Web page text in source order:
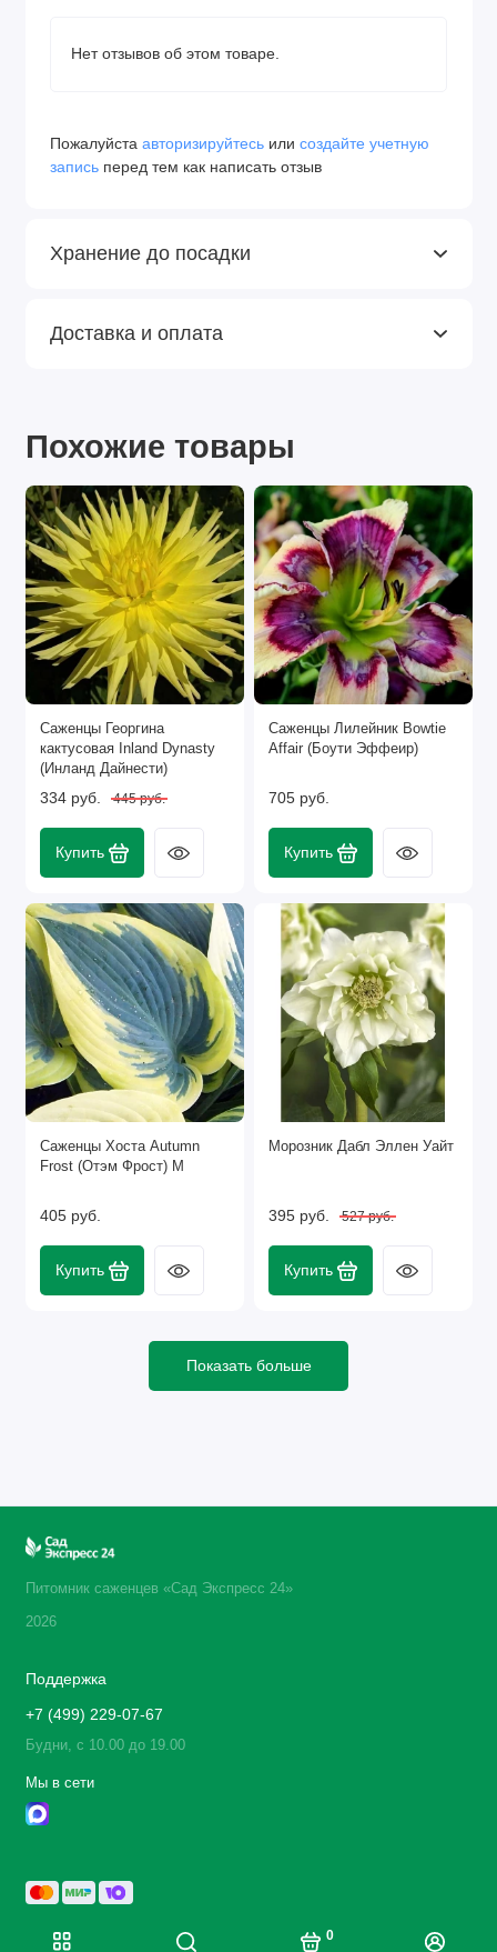
0
Нет отзывов об этом товаре.
Пожалуйста авторизируйтесь или создайте учетную
запись перед тем как написать отзыв
Хранение до посадки
Доставка и оплата
Похожие товары
Саженцы Георгина
кактусовая Inland Dynasty
(Инланд Дайнести)
334 руб. 445 руб.
Купить
Саженцы Лилейник Bowtie
Affair (Боути Эффеир)
705 руб.
Купить
Саженцы Хоста Autumn
Frost (Отэм Фрост) М
405 руб.
Купить
Морозник Дабл Эллен Уайт
395 руб. 527 руб.
Купить
Показать больше
Питомник саженцев «Сад Экспресс 24»
2026
Поддержка
+7 (499) 229-07-67
Будни, с 10.00 до 19.00
Мы в сети